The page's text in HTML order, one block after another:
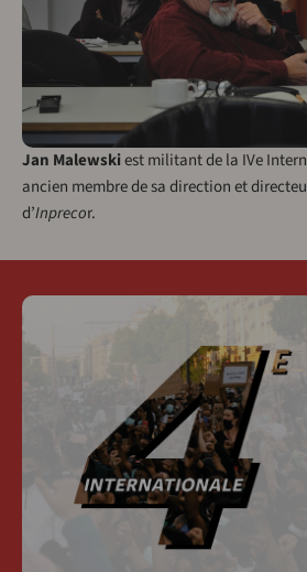
Jan Malewskiest militant de la IVe
ancien membre de sa direction et
d’Inprecor.